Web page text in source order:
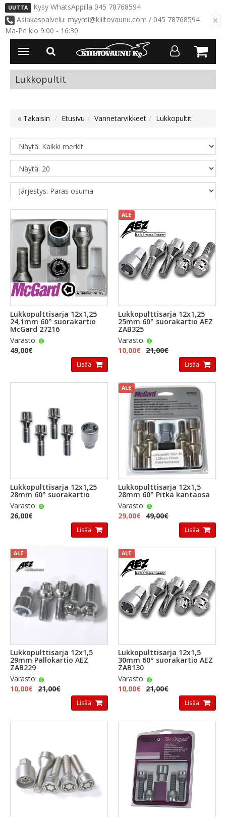
UUTTA Kysy WhatsAppilla 045 78768594
×
Asiakaspalvelu: myynti@kiiltovaunu.com / 045 78768594
Ma-Pe klo 9:00 - 16:30
Avaa/Sulje
valikko
Lukkopultit
« Takaisin Etusivu Vannetarvikkeet Lukkopultit
Lukkopulttisarja 12x1,25
24,1mm 60° suorakartio
McGard 27216
Varasto:
49,00€
Lisää
ALE
Lukkopulttisarja 12x1,25
25mm 60° suorakartio AEZ
ZAB325
Varasto:
10,00€ 21,00€
Lisää
Lukkopulttisarja 12x1,25
28mm 60° suorakartio
Varasto:
26,00€
Lisää
ALE
Lukkopulttisarja 12x1,5
28mm 60° Pitkä kantaosa
Varasto:
29,00€ 49,00€
Lisää
ALE
Lukkopulttisarja 12x1,5
29mm Pallokartio AEZ
ZAB229
Varasto:
10,00€ 21,00€
Lisää
ALE
Lukkopulttisarja 12x1,5
30mm 60° suorakartio AEZ
ZAB130
Varasto:
10,00€ 21,00€
Lisää